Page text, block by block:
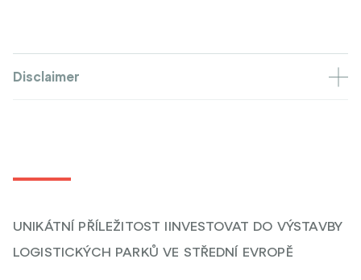
Disclaimer
UNIKÁTNÍ PŘÍLEŽITOST IINVESTOVAT DO VÝSTAVBY
LOGISTICKÝCH PARKŮ VE STŘEDNÍ EVROPĚ